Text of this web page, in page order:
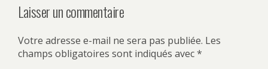
Laisser un commentaire
Votre adresse e-mail ne sera pas publiée. Les
champs obligatoires sont indiqués avec*